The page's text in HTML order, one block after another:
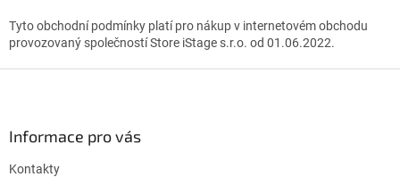
Tyto obchodní podmínky platí pro nákup v internetovém obchodu
provozovaný společností Store iStage s.r.o. od 01.06.2022.
Informace pro vás
Kontakty